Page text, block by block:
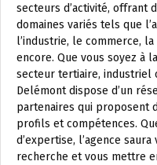
secteurs d’activité, offrant
domaines variés tels que
l’industrie, le commerce,
encore. Que vous soyez à
secteur tertiaire, industriel
Delémont dispose d’un
partenaires qui proposent
profils et compétences.
d’expertise, l’agence
recherche et vous mettre